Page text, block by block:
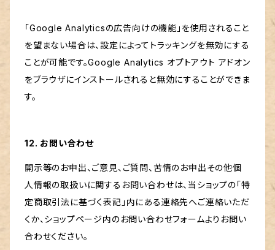
「Google Analyticsの広告向けの機能」を使用されること
を望まない場合は、設定によってトラッキングを無効にする
ことが可能です。Google Analytics オプトアウト アドオン
をブラウザにインストールされると無効にすることができま
す。
12. お問い合わせ
開示等のお申出、ご意見、ご質問、苦情のお申出その他個
人情報の取扱いに関するお問い合わせは、当ショップの「特
定商取引法に基づく表記」内にある連絡先へご連絡いただ
くか、ショップページ内のお問い合わせフォームよりお問い
合わせください。